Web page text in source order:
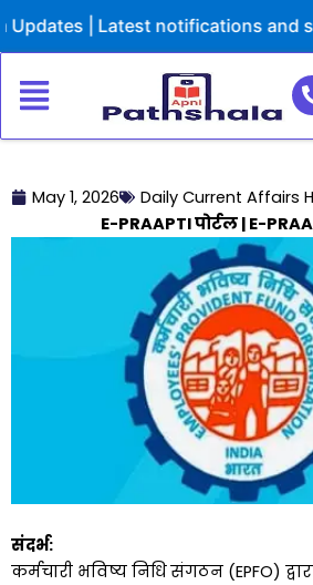
to
| Latest notifications and
May 1, 2026
Daily Current Affairs
E-PRAAPTI पोर्टल | E-
संदर्भ:
कर्मचारी भविष्य निधि संगठन (EPFO)